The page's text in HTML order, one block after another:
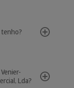
tenho?
Lda?